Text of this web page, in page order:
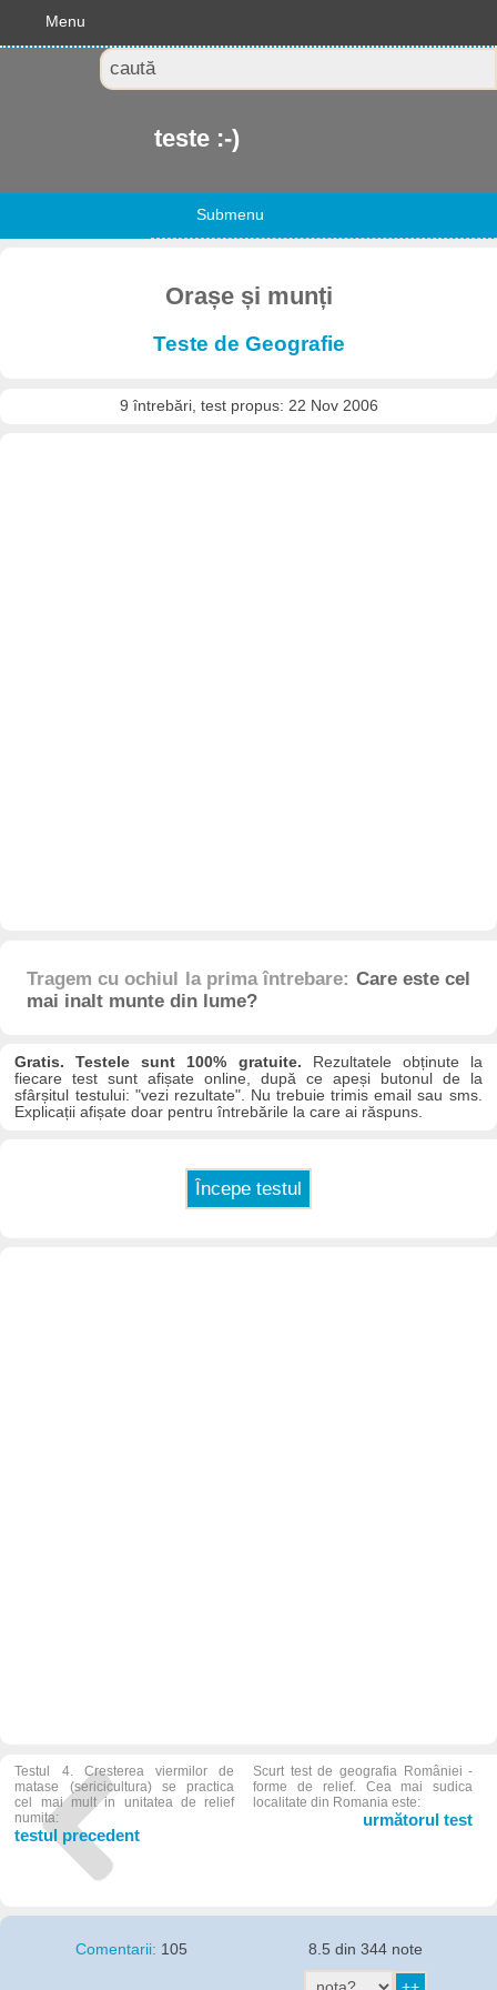
Menu
teste :-)
Submenu
Orașe și munți
Teste de Geografie
9 întrebări, test propus: 22 Nov 2006
Tragem cu ochiul la prima întrebare: Care este cel
mai inalt munte din lume?
Gratis. Testele sunt 100% gratuite. Rezultatele obținute la
fiecare test sunt afișate online, după ce apeși butonul de la
sfârșitul testului: "vezi rezultate". Nu trebuie trimis email sau sms.
Explicații afișate doar pentru întrebările la care ai răspuns.
Testul 4. Cresterea viermilor de
matase (sericicultura) se practica
cel mai mult in unitatea de relief
numita:
testul precedent
Scurt test de geografia României -
forme de relief. Cea mai sudica
localitate din Romania este:
următorul test
Comentarii: 105 8.5 din 344 note